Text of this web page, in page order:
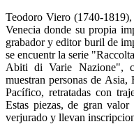
Teodoro Viero (1740-
Venecia donde su propia
grabador y editor buril de
se encuentr la serie
Abiti di Varie Nazione",
muestran personas de
Pacífico, retratadas con
Estas piezas, de gran
verjurado y llevan